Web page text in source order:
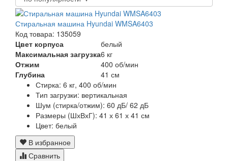
Стиральная машина Hyundai WMSA6403
Код товара: 135059
Цвет корпуса
белый
Максимальная загрузка6 кг
Отжим
400 об/мин
Глубина
41 см
Стирка: 6 кг, 400 об/мин
Тип загрузки: вертикальная
Шум (стирка/отжим): 60 дБ/ 62 дБ
Размеры (ШхВхГ): 41 х 61 х 41 см
Цвет: белый
В избранное
Сравнить